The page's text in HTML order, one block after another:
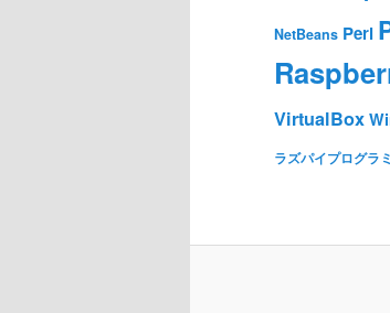
NetBeans Perl
VirtualBox
ラズパイプログラ